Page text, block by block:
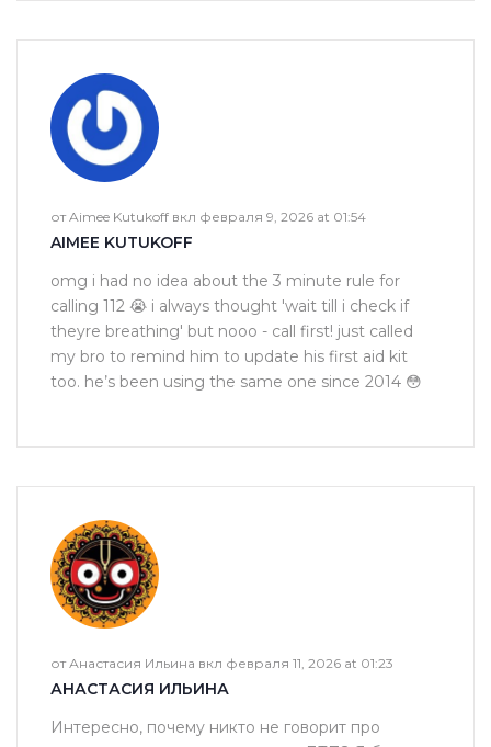
от Aimee Kutukoff вкл февраля 9, 2026 at 01:54
AIMEE KUTUKOFF
omg i had no idea about the 3 minute rule for
calling 112 😭 i always thought 'wait till i check if
theyre breathing' but nooo - call first! just called
my bro to remind him to update his first aid kit
too. he’s been using the same one since 2014 😳
от Анастасия Ильина вкл февраля 11, 2026 at 01:23
АНАСТАСИЯ ИЛЬИНА
Интересно, почему никто не говорит про